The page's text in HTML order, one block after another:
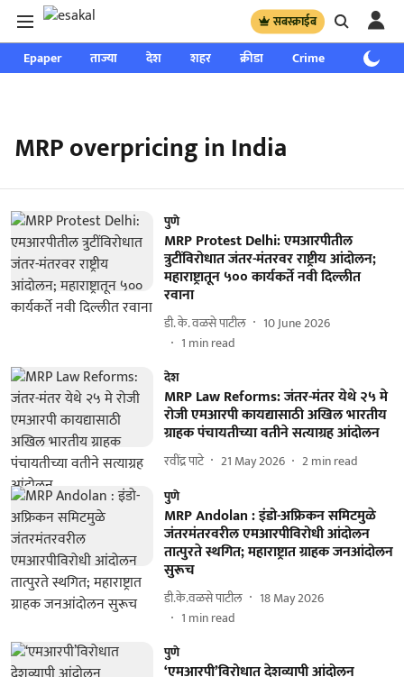
सबस्क्राईब
Epaper ताज्या देश शहर क्रीडा Crime साप्ताहिक
MRP overpricing in India
पुणे
MRP Protest Delhi: एमआरपीतील
त्रुटींविरोधात जंतर-मंतरवर राष्ट्रीय आंदोलन;
महाराष्ट्रातून ५०० कार्यकर्ते नवी दिल्लीत
रवाना
डी. के. वळसे पाटील
10 June 2026
1 min read
देश
MRP Law Reforms: जंतर-मंतर येथे २५ मे
रोजी एमआरपी कायद्यासाठी अखिल भारतीय
ग्राहक पंचायतीच्या वतीने सत्याग्रह आंदोलन
रवींद्र पाटे 21 May 2026 2min read
पुणे
MRP Andolan : इंडो-अफ्रिकन समिटमुळे
जंतरमंतरवरील एमआरपीविरोधी आंदोलन
तात्पुरते स्थगित; महाराष्ट्रात ग्राहक जनआंदोलन
सुरूच
डी.के.वळसे पाटील
18 May 2026
1 min read
पुणे
‘एमआरपी’विरोधात देशव्यापी आंदोलन